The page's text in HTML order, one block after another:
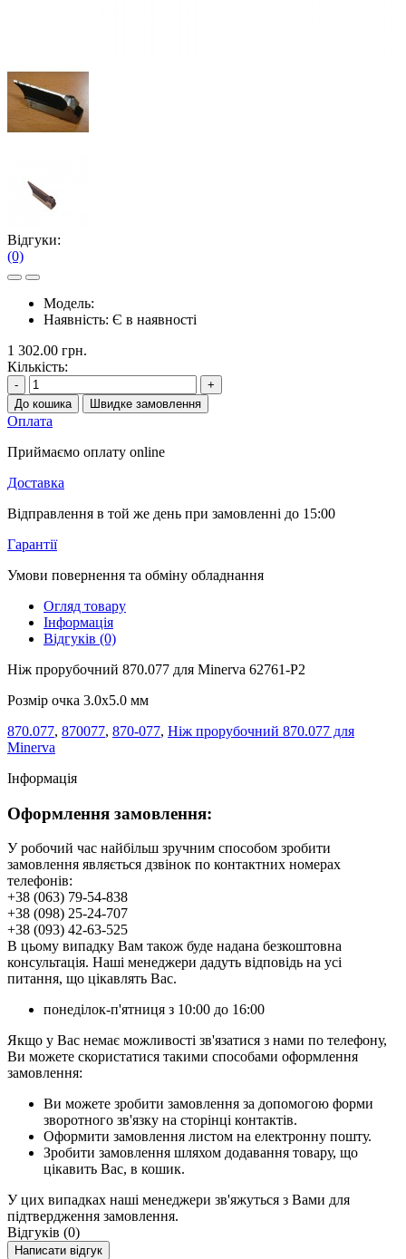
Відгуки:
(0)
Модель:
Наявність: Є в наявності
1 302.00 грн.
Кількість:
-
+
До кошика
Швидке замовлення
Оплата
Приймаємо оплату online
Доставка
Відправлення в той же день при замовленні до 15:00
Гарантії
Умови повернення та обміну обладнання
Огляд товару
Інформація
Відгуків (0)
Ніж прорубочний 870.077 для Minerva 62761-P2
Розмір очка 3.0x5.0 мм
870.077, 870077, 870-077, Ніж прорубочний 870.077 для
Minerva
Інформація
Оформлення замовлення:
У робочий час найбільш зручним способом зробити
замовлення являється дзвінок по контактних номерах
телефонів:
+38 (063) 79-54-838
+38 (098) 25-24-707
+38 (093) 42-63-525
В цьому випадку Вам також буде надана безкоштовна
консультація. Наші менеджери дадуть відповідь на усі
питання, що цікавлять Вас.
понеділок-п'ятниця з 10:00 до 16:00
Якщо у Вас немає можливості зв'язатися з нами по телефону,
Ви можете скористатися такими способами оформлення
замовлення:
Ви можете зробити замовлення за допомогою форми
зворотного зв'язку на сторінці контактів.
Оформити замовлення листом на електронну пошту.
Зробити замовлення шляхом додавання товару, що
цікавить Вас, в кошик.
У цих випадках наші менеджери зв'яжуться з Вами для
підтвердження замовлення.
Відгуків (0)
Написати відгук